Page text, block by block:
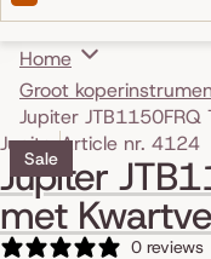
Home
Groot
Jupiter
Skip to product
Sale
JupiterArticle nr. 4124
Jupiter
met
0 reviews